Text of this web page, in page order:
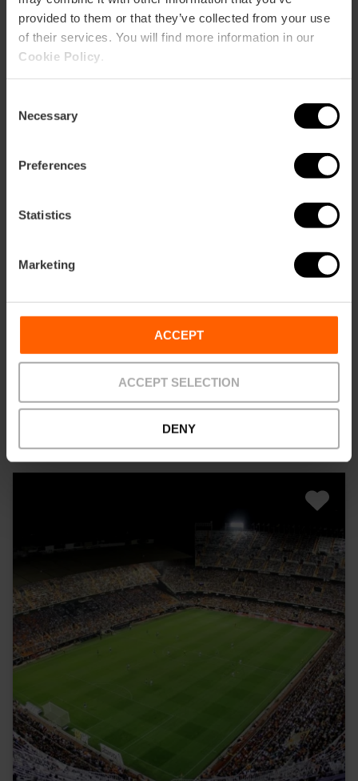
provided to them or that they’ve collected from your use
of their services. You will find more information in our
Cookie Policy
Selection
Necessary
Preferences
Statistics
Marketing
ACCEPT
ACCEPT SELECTION
DENY
Eintrittskarten für das Oceanogràfic und
4.7
10% Rabatt VLC Tourist Card